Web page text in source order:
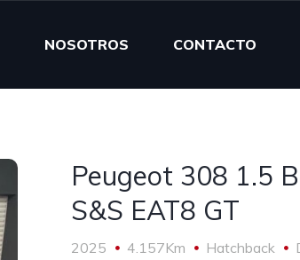
NOSOTROS CONTACTO
Peugeot 308 1.5
S&S EAT8 GT
2025 4.157Km Hatchback